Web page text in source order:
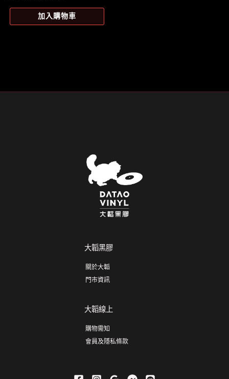
價
格：
價
格：
加入購物車
大韜黑膠
關於大韜
門市資訊
大韜線上
購物需知
會員及隱私條款